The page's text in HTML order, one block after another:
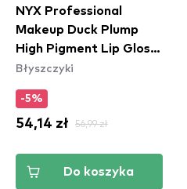
NYX Professional
Makeup Duck Plump
High Pigment Lip Gloss
- Bubblegum Bae
Błyszczyki
-5%
54,14 zł 56,99 zł
Do koszyka